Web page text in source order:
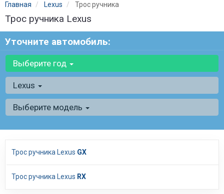
Главная Lexus Трос ручника
Трос ручника Lexus
Уточните автомобиль:
Выберите год
Lexus
Выберите модель
Трос ручника Lexus GX
Трос ручника Lexus RX